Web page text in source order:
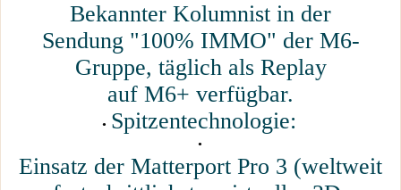
Bekannter Kolumnist in der
Sendung "100% IMMO" der M6-
Gruppe, täglich als Replay
auf M6+ verfügbar.
Spitzentechnologie:
Einsatz der Matterport Pro 3 (weltweit